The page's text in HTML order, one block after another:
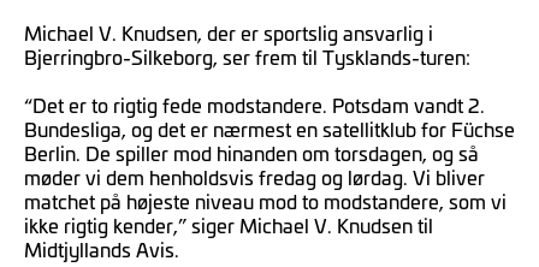
Michael V. Knudsen, der er sportslig ansvarlig i
Bjerringbro-Silkeborg, ser frem til Tysklands-turen:
“Det er to rigtig fede modstandere. Potsdam vandt 2.
Bundesliga, og det er nærmest en satellitklub for Füchse
Berlin. De spiller mod hinanden om torsdagen, og så
møder vi dem henholdsvis fredag og lørdag. Vi bliver
matchet på højeste niveau mod to modstandere, som vi
ikke rigtig kender,” siger Michael V. Knudsen til
Midtjyllands Avis.